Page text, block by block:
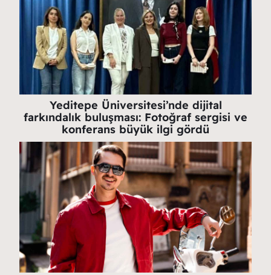
Yeditepe Üniversitesi’nde dijital
farkındalık buluşması: Fotoğraf sergisi ve
konferans büyük ilgi gördü